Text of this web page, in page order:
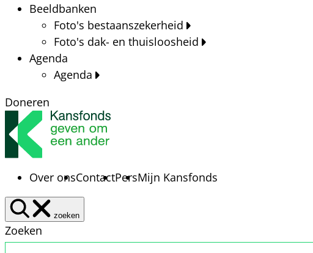
Beeldbanken
Foto's bestaanszekerheid
Foto's dak- en thuisloosheid
Agenda
Agenda
Doneren
Over onsContactPersMijn Kansfonds
zoeken
Zoeken